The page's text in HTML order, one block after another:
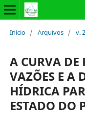
Início / Arquivos / v.
A CURVA DE
VAZÕES E A
HÍDRICA
ESTADO DO